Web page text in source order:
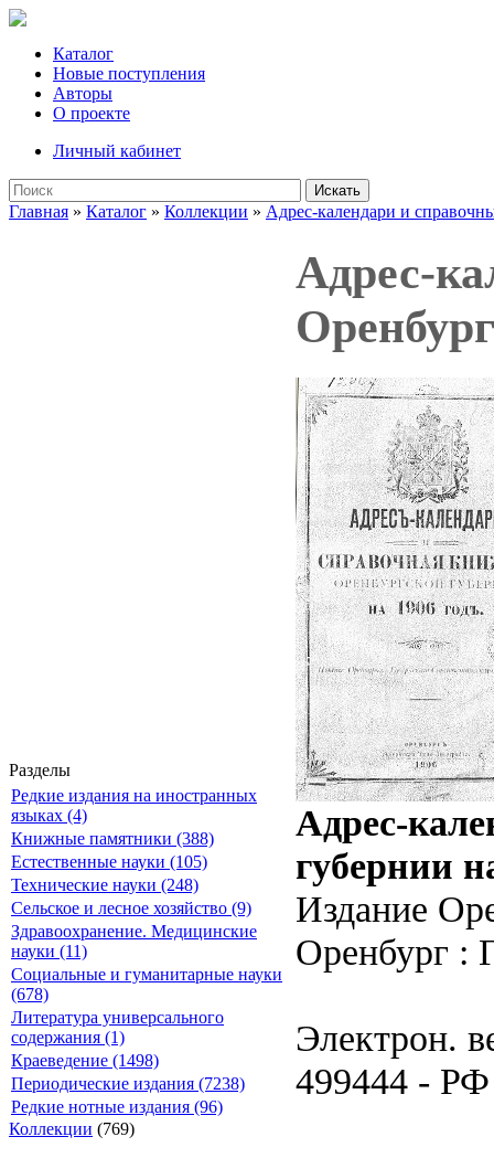
Каталог
Новые поступления
Авторы
О проекте
Личный кабинет
Искать
Главная » Каталог » Коллекции » Адрес-календари и
Разделы
Редкие издания на иностранных
языках (4)
Книжные памятники (388)
Естественные науки (105)
Технические науки (248)
Сельское и лесное хозяйство (9)
Здравоохранение. Медицинские
науки (11)
Социальные и гуманитарные науки
(678)
Литература универсального
содержания (1)
Краеведение (1498)
Периодические издания (7238)
Редкие нотные издания (96)
Коллекции (769)
Адрес-
Адрес-
губернии
Издание
Оренбург :
Электрон.
499444 - РФ